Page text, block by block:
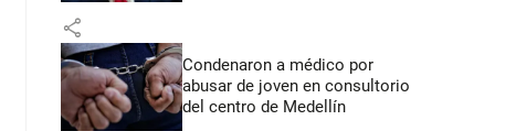
share
Condenaron a médico por
abusar de joven en consultorio
del centro de Medellín